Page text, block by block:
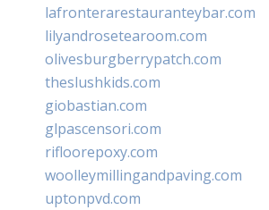
lafronterarestauranteybar.com
lilyandrosetearoom.com
olivesburgberrypatch.com
theslushkids.com
giobastian.com
glpascensori.com
rifloorepoxy.com
woolleymillingandpaving.com
uptonpvd.com